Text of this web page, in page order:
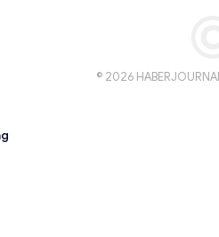
© 2026